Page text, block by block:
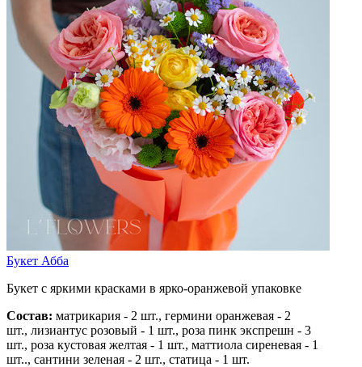
Букет Абба
Букет с яркими красками в ярко-оранжевой упаковке
Состав: матрикария - 2 шт., гермини оранжевая - 2
шт., лизиантус розовый - 1 шт., роза пинк экспрешн - 3
шт., роза кустовая желтая - 1 шт., маттиола сиреневая - 1
шт.., сантини зеленая - 2 шт., статица - 1 шт.